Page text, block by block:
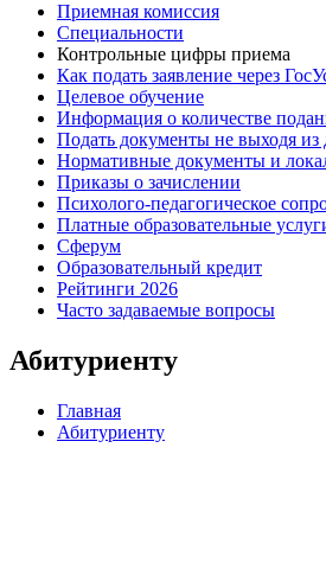
Приемная комиссия
Специальности
Контрольные цифры приема
Как подать заявление через
Целевое обучение
Информация о количестве
Подать документы не выходя из
Нормативные документы и
Приказы о зачислении
Психолого-педагогическое
Платные образовательные
Сферум
Образовательный кредит
Рейтинги 2026
Часто задаваемые вопросы
Абитуриенту
Главная
Абитуриенту